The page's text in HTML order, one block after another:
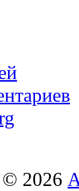
© 2026